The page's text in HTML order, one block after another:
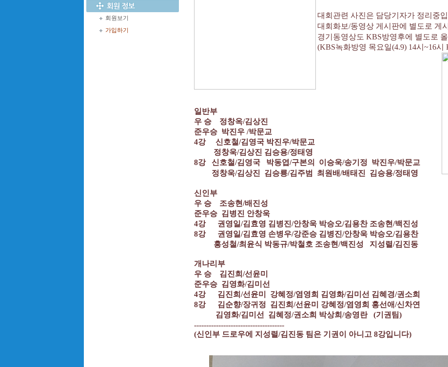
회원보기
가입하기
대회관련 사진은 담당기자가 정리중
대회화보/동영상 게시판에 별도로 게
경기동영상도 KBS방영후에 별도로
(KBS녹화방영 목요일(4.9) 14시~16시
일반부
우 승 정창옥/김상진
준우승 박진우 /박문교
4강 신호철/김영국 박진우/박문교
정창욱/김상진 김승용/정태영
8강 신호철/김영국 박동엽/구본의 이승욱/송기정 박진우/박문교
정창욱/김상진 김승룡/김주범 최원배/배태진 김승용/정태영
신인부
우 승 조송현/배진성
준우승 김병진 안창욱
4강 권영일/김효영 김병진/안창욱 박승오/김용찬 조송현/백진성
8강 권영일/김효영 손병우/강준승 김병진/안창욱 박승오/김용찬
홍성철/최윤식 박동규/박철호 조송현/백진성 지성렬/김진동
개나리부
우 승 김진희/선윤미
준우승 김영화/김미선
4강 김진희/선윤미 강혜정/염영희 김영화/김미선 김혜경/권소희
8강 김순향/장귀정 김진희/선윤미 강혜정/염영희 홍선애/신차연
김영화/김미선 김혜정/권소희 박상희/송영란 (기권팀)
-------------------------------------
(신인부 드로우에 지성렬/김진동 팀은 기권이 아니고 8강입니다)